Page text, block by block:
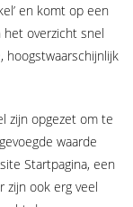
en komt op een
het overzicht snel
hoogstwaarschijnlijk
zijn opgezet om te
waarde
Startpagina, een
zijn ook erg veel